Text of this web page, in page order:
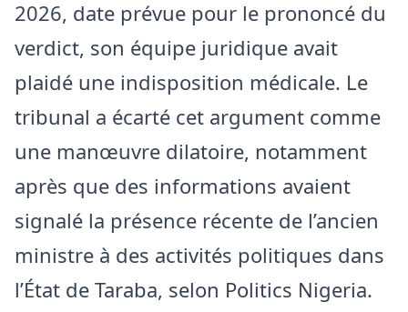
2026, date prévue pour le prononcé du
verdict, son équipe juridique avait
plaidé une indisposition médicale. Le
tribunal a écarté cet argument comme
une manœuvre dilatoire, notamment
après que des informations avaient
signalé la présence récente de l’ancien
ministre à des activités politiques dans
l’État de Taraba, selon Politics Nigeria.